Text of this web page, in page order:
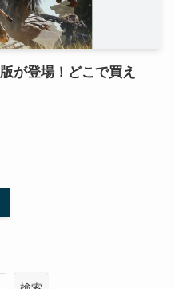
が登場！どこで買え